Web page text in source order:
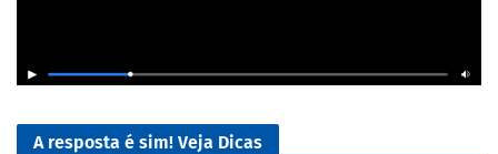
A resposta é sim! Veja Dicas